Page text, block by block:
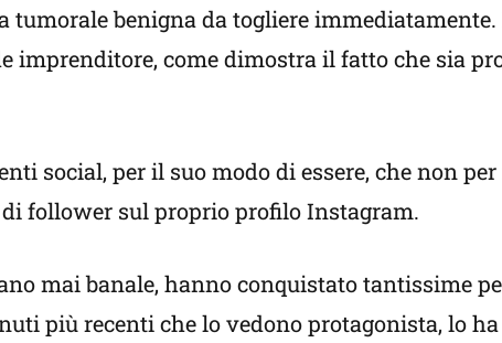
benigna da togliere immediatamente.
imprenditore, come dimostra il fatto che sia
social, per il suo modo di essere, che non
follower sul proprio profilo Instagram.
mai banale, hanno conquistato tantissime
più recenti che lo vedono protagonista, lo